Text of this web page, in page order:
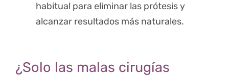
habitual para eliminar las prótesis y
alcanzar resultados más naturales.
¿Solo las malas cirugías